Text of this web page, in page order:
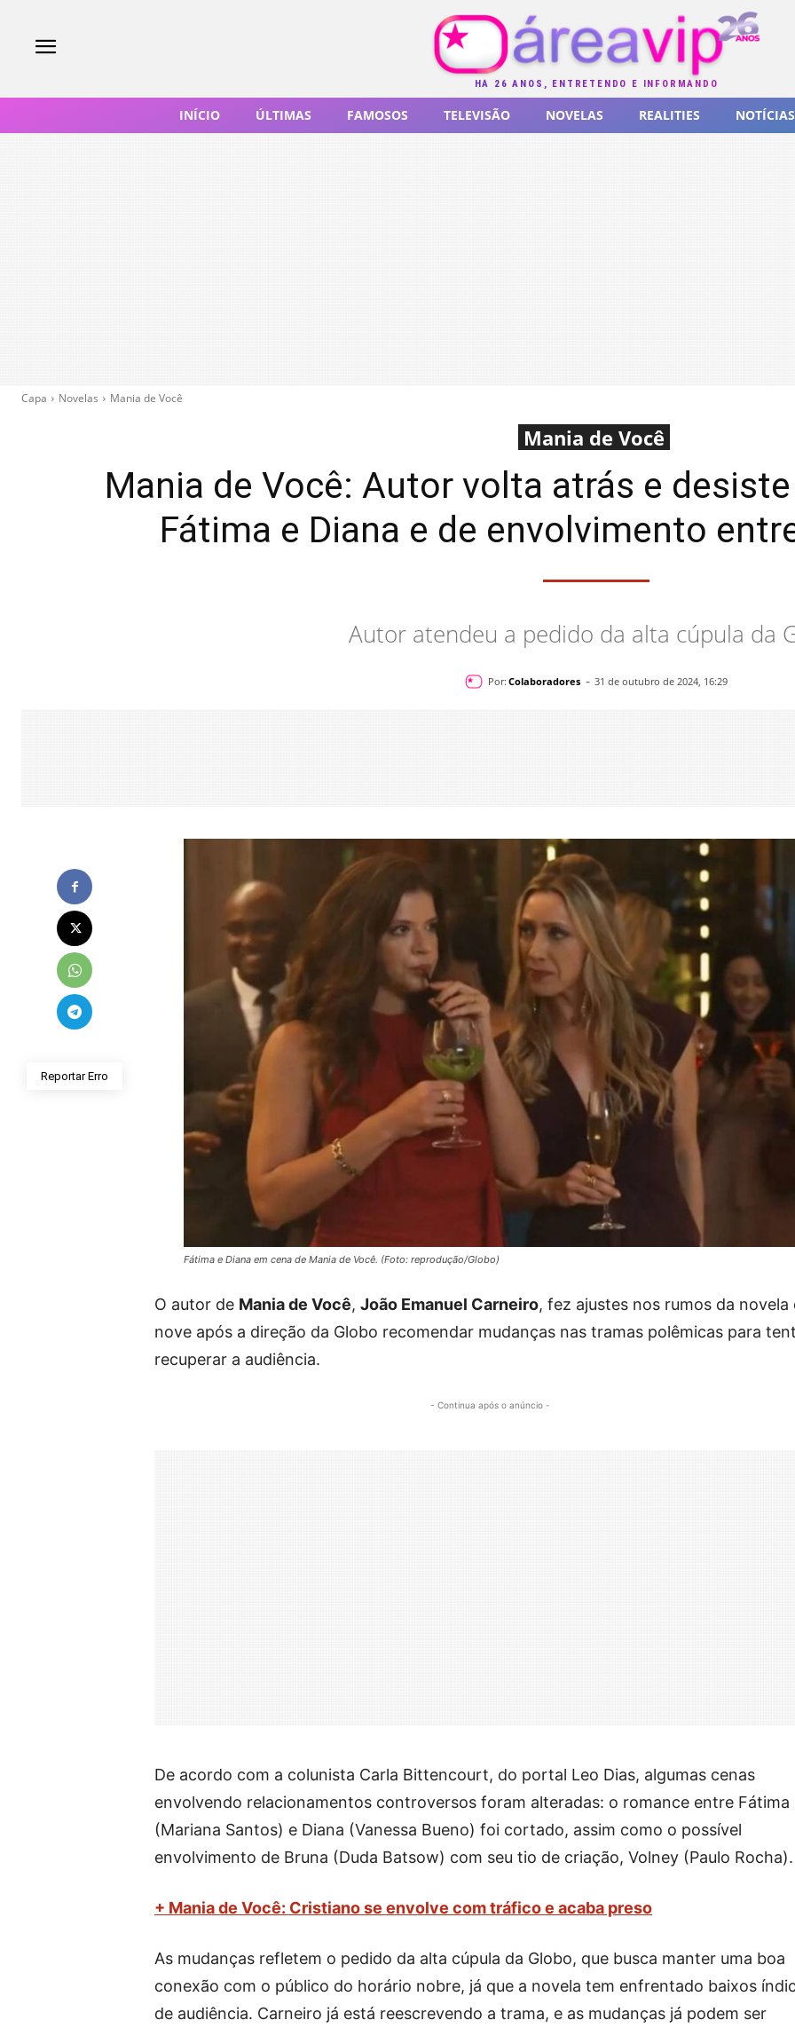
HÁ 26 ANOS, ENTRETENDO E INFORMANDO
INÍCIO ÚLTIMAS FAMOSOS TELEVISÃO NOVELAS REALITIES NOTÍCIAS
Capa Novelas Mania de Você
Mania de Você
Mania de Você: Autor volta atrás e
Fátima e Diana e de envolvimento
Autor atendeu a pedido da alta cúpula da
Por: Colaboradores - 31 de outubro de 2024, 16:29
Reportar Erro
Fátima e Diana em cena de Mania de Você. (Foto: reprodução/Globo)
O autor de Mania de Você, João Emanuel Carneiro, fez ajustes nos rumos da novela
nove após a direção da Globo recomendar mudanças nas tramas polêmicas para
recuperar a audiência.
- Continua após o anúncio -
De acordo com a colunista Carla Bittencourt, do portal Leo Dias, algumas cenas
envolvendo relacionamentos controversos foram alteradas: o romance entre Fátima
(Mariana Santos) e Diana (Vanessa Bueno) foi cortado, assim como o possível
envolvimento de Bruna (Duda Batsow) com seu tio de criação, Volney (Paulo Rocha).
+ Mania de Você: Cristiano se envolve com tráfico e acaba preso
As mudanças refletem o pedido da alta cúpula da Globo, que busca manter uma boa
conexão com o público do horário nobre, já que a novela tem enfrentado baixos
de audiência. Carneiro já está reescrevendo a trama, e as mudanças já podem ser